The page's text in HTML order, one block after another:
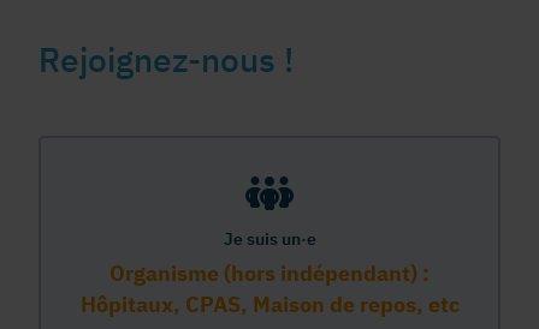
Rejoignez-nous !
Je suis un·e
Organisme (hors indépendant) :
Hôpitaux, CPAS, Maison de repos, etc